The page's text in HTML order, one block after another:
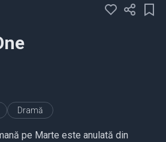
Dramă
pe Marte este anulată din